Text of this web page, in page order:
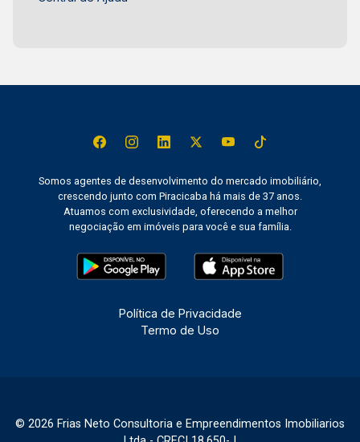
Somos agentes de desenvolvimento do mercado imobiliário,
crescendo junto com Piracicaba há mais de 37 anos.
Atuamos com exclusividade, oferecendo a melhor
negociação em imóveis para você e sua família.
Política de Privacidade
Termo de Uso
© 2026 Frias Neto Consultoria e Empreendimentos Imobiliarios